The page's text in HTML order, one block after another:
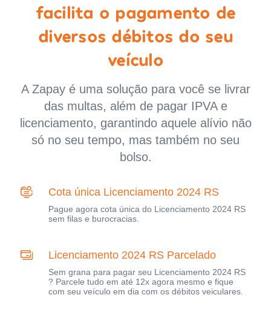
facilita o pagamento de
diversos débitos do seu
veículo
A Zapay é uma solução para você se livrar
das multas, além de pagar IPVA e
licenciamento, garantindo aquele alívio não
só no seu tempo, mas também no seu
bolso.
Cota única Licenciamento 2024 RS
Pague agora cota única do Licenciamento 2024 RS
sem filas e burocracias.
Licenciamento 2024 RS Parcelado
Sem grana para pagar seu Licenciamento 2024 RS
? Parcele tudo em até 12x agora mesmo e fique
com seu veículo em dia com os débitos veiculares.